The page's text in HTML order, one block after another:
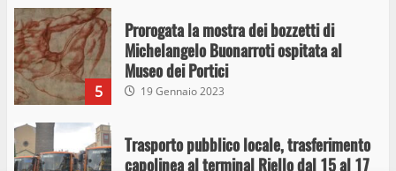
6
Trasporto pubblico locale, trasferimento
capolinea al terminal Riello dal 15 al 17
giugno
15 Giugno 2023
Giochi Sportivi Studenteschi di Atletica a